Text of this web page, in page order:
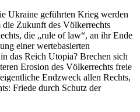
Ukraine geführten Krieg werden
die Zukunft des Völkerrechts
die „rule of law“, an ihr Ende
einer wertebasierten
das Reich Utopia? Brechen sich
Erosion des Völkerrechts freie
Endzweck allen Rechts,
Friede durch Schutz der